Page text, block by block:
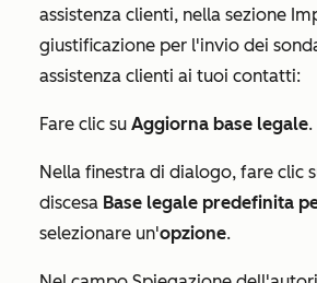
assistenza clienti, nella sezione
giustificazione per l'invio dei
assistenza clienti ai tuoi contatti:
Fare clic su Aggiorna base legale.
Nella finestra di dialogo, fare clic
discesa Base legale predefinita
selezionare un'opzione.